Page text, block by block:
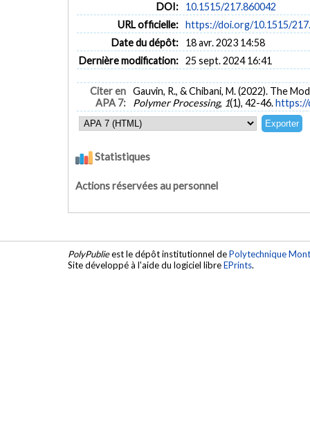
DOI:
10.1515/217.860042
URL officielle: https://doi.org/10.1515/
Date du dépôt:
18 avr. 2023 14:58
Dernière modification: 25 sept. 2024 16:41
Citer en
APA 7:
Gauvin, R., & Chibani, M. (2022). The
Polymer Processing, 1(1), 42-46.https://
Statistiques
Actions réservées au personnel
PolyPublieest le dépôt institutionnel dePolytechnique
Site développé à l'aide du logiciel libreEPrints.